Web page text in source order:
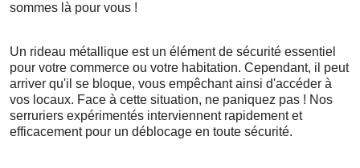
sommes là pour vous !
Un rideau métallique est un élément de sécurité essentiel
pour votre commerce ou votre habitation. Cependant, il peut
arriver qu'il se bloque, vous empêchant ainsi d'accéder à
vos locaux. Face à cette situation, ne paniquez pas ! Nos
serruriers expérimentés interviennent rapidement et
efficacement pour un déblocage en toute sécurité.